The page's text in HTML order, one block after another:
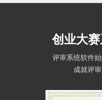
创业大
评审系统软件
成就评